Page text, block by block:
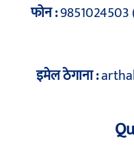
फोन :9851024503
इमेल ठेगाना :